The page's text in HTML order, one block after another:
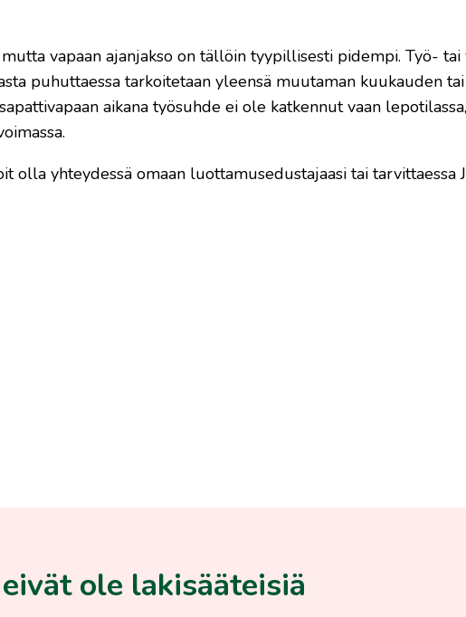
vapaan ajanjakso on tällöin tyypillisesti pidempi. Työ- tai
puhuttaessa tarkoitetaan yleensä muutaman kuukauden tai
aikana työsuhde ei ole katkennut vaan
olla yhteydessä omaan luottamusedustajaasi tai tarvittaessa
ole lakisääteisiä